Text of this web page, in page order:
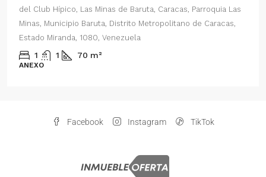
del Club Hípico, Las Minas de Baruta, Caracas, Parroquia Las
Minas, Municipio Baruta, Distrito Metropolitano de Caracas,
Estado Miranda, 1080, Venezuela
1 1 70 m²
ANEXO
Facebook Instagram TikTok